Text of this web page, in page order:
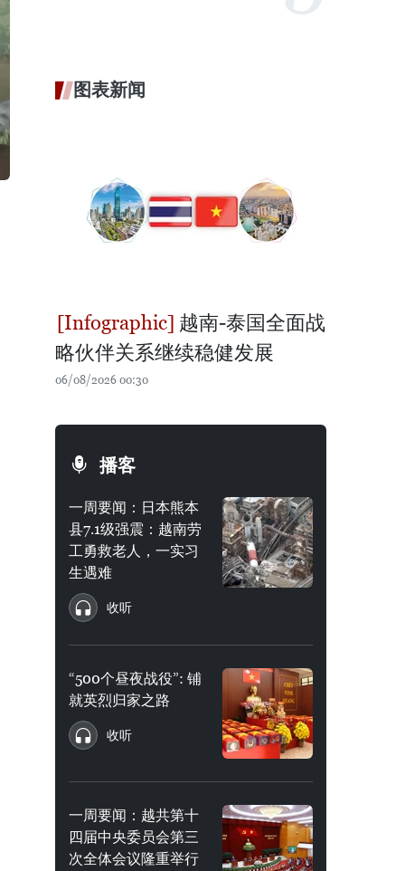
图表新闻
越南-泰国全面战
略伙伴关系继续稳健发展
06/08/2026 00:30
播客
一周要闻：日本熊本
县7.1级强震：越南劳
工勇救老人，一实习
生遇难
收听
“500个昼夜战役”: 铺
就英烈归家之路
收听
一周要闻：越共第十
四届中央委员会第三
次全体会议隆重举行